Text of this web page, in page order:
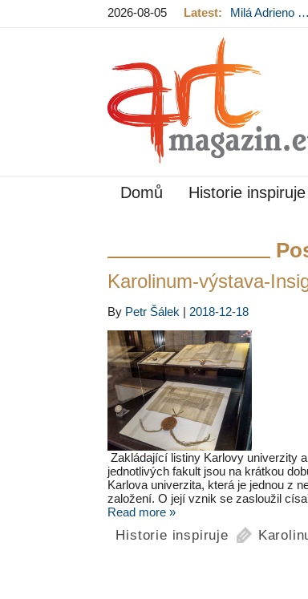
2026-08-05 Latest:
Milá Adrieno
Domů Historie inspiruje
Karolinum-výstava-
By Petr Šálek | 2018-12-18
Zakládající listiny Karlovy univerzity
jednotlivých fakult jsou na krátkou
Karlova univerzita, která je jednou z
založení. O její vznik se zasloužil
Read more »
Historie inspiruje